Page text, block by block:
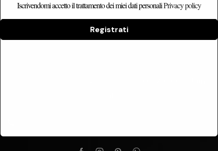
Le Recensioni Dei Nostri
Clienti
Iscrivendomi accetto il trattamento dei miei dati personaliPrivacy policy
Registrati